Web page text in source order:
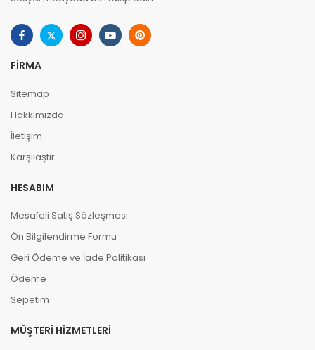
FIRMA
Sitemap
Hakkımızda
İletişim
Karşılaştır
HESABIM
Mesafeli Satış Sözleşmesi
Ön Bilgilendirme Formu
Geri Ödeme ve İade Politikası
Ödeme
Sepetim
MÜŞTERI HIZMETLERI